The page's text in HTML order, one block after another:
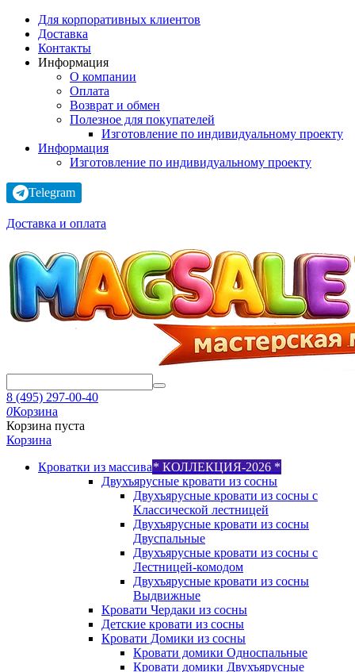
Для корпоративных клиентов
Доставка
Контакты
Информация
О компании
Оплата
Возврат и обмен
Полезное для покупателей
Изготовление по индивидуальному проекту
Информация
Изготовление по индивидуальному проекту
Telegram
Доставка и оплата
8 (495) 297-00-40
0Корзина
Корзина пуста
Корзина
Кроватки из массива* КОЛЛЕКЦИЯ-2026 *
Двухъярусные кровати из сосны
Двухъярусные кровати из сосны с
Классической лестницей
Двухъярусные кровати из сосны
Двуспальные
Двухъярусные кровати из сосны с
Лестницей-комодом
Двухъярусные кровати из сосны
Выдвижные
Кровати Чердаки из сосны
Детские кровати из сосны
Кровати Домики из сосны
Кровати домики Односпальные
Кровати домики Двухъярусные